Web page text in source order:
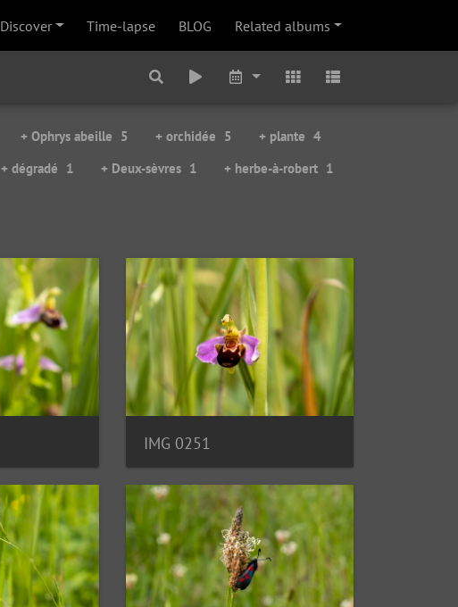
Discover Time-lapse BLOG Related albums
+ Ophrys abeille 5 + orchidée 5 + plante 4
+ dégradé 1 + Deux-sèvres 1 + herbe-à-robert 1
IMG 0251